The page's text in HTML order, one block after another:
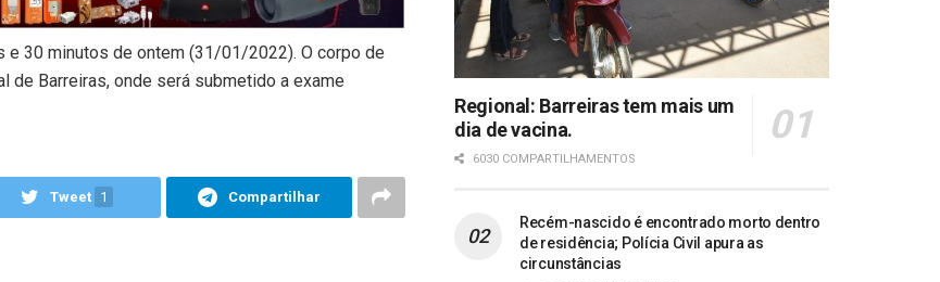
e 30 minutos de ontem (31/01/2022). O corpo de
de Barreiras, onde será submetido a exame
Tweet 1 Compartilhar
Regional: Barreiras tem mais um
dia de vacina.
6030 COMPARTILHAMENTOS
Recém-nascido é encontrado morto dentro
de residência; Polícia Civil apura as
circunstâncias